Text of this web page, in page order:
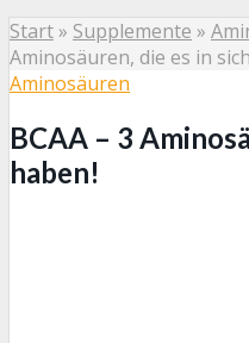
Start» Supplemente »
Aminosäuren, die es in
Aminosäuren
BCAA – 3
haben!